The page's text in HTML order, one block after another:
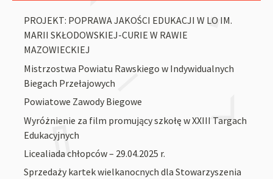
PROJEKT: POPRAWA JAKOŚCI EDUKACJI W LO IM.
MARII SKŁODOWSKIEJ-CURIE W RAWIE
MAZOWIECKIEJ
Mistrzostwa Powiatu Rawskiego w Indywidualnych
Biegach Przełajowych
Powiatowe Zawody Biegowe
Wyróżnienie za film promujący szkołę w XXIII Targach
Edukacyjnych
Licealiada chłopców – 29.04.2025 r.
Sprzedaży kartek wielkanocnych dla Stowarzyszenia